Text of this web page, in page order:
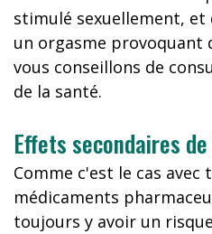
stimulé sexuellement, et
un orgasme provoquant
vous conseillons de
de la santé.
Effets secondaires
Comme c'est le cas avec
médicaments
toujours y avoir un